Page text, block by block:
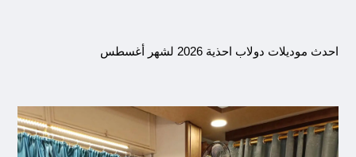
احدث موديلات دولاب احذية 2026 لشهر أغسطس